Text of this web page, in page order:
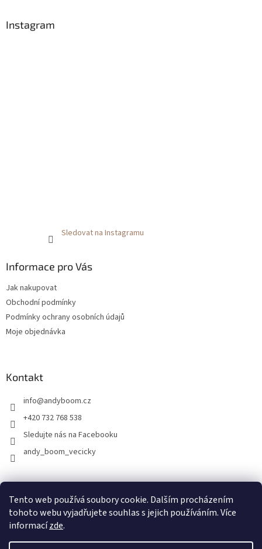
Tento web používá soubory cookie. Dalším procházením
tohoto webu vyjadřujete souhlas s jejich používáním. Více
informacízde.
Instagram
Sledovat na Instagramu
Informace pro Vás
Jak nakupovat
Obchodní podmínky
Podmínky ochrany osobních údajů
Moje objednávka
Kontakt
info@andyboom.cz
+420 732 768 538
Sledujte nás na Facebooku
andy_boom_vecicky